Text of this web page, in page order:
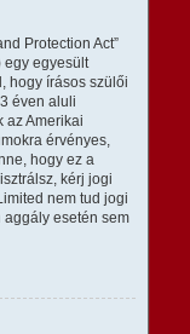
Protection Act”
egy egyesült
hogy írásos szülői
éven aluli
az Amerikai
érvényes,
hogy ez a
kérj jogi
nem tud jogi
esetén sem